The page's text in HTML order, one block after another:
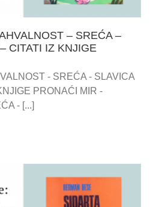
– SREĆA –
CITATI IZ KNJIGE
- SREĆA - SLAVICA
PRONAĆI MIR -
- [...]